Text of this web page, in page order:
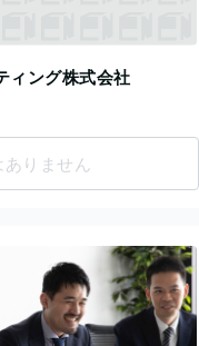
ィング株式会社
りません